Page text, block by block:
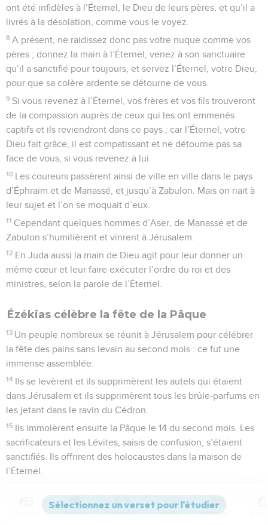
ont été infidèles à l’Éternel, le Dieu de leurs pères, et qu’il a
livrés à la désolation, comme vous le voyez.
8 A présent, ne raidissez donc pas votre nuque comme vos
pères ; donnez la main à l’Éternel, venez à son sanctuaire
qu’il a sanctifié pour toujours, et servez l’Éternel, votre Dieu,
pour que sa colère ardente se détourne de vous.
9 Si vous revenez à l’Éternel, vos frères et vos fils trouveront
de la compassion auprès de ceux qui les ont emmenés
captifs et ils reviendront dans ce pays ; car l’Éternel, votre
Dieu fait grâce, il est compatissant et ne détourne pas sa
face de vous, si vous revenez à lui.
10 Les coureurs passèrent ainsi de ville en ville dans le pays
d’Éphraïm et de Manassé, et jusqu’à Zabulon. Mais on riait à
leur sujet et l’on se moquait d’eux.
11 Cependant quelques hommes d’Aser, de Manassé et de
Zabulon s’humilièrent et vinrent à Jérusalem.
12 En Juda aussi la main de Dieu agit pour leur donner un
même cœur et leur faire exécuter l’ordre du roi et des
ministres, selon la parole de l’Éternel.
Ézékias célèbre la fête de la Pâque
13 Un peuple nombreux se réunit à Jérusalem pour célébrer
la fête des pains sans levain au second mois : ce fut une
immense assemblée.
14 Ils se levèrent et ils supprimèrent les autels qui étaient
dans Jérusalem et ils supprimèrent tous les brûle-parfums en
les jetant dans le ravin du Cédron.
15 Ils immolèrent ensuite la Pâque le 14 du second mois. Les
sacrificateurs et les Lévites, saisis de confusion, s’étaient
sanctifiés. Ils offrirent des holocaustes dans la maison de
l’Éternel.
de Moïse, homme de Dieu, et les sacrificateurs faisaient
l’aspersion du sang, (qu’ils recevaient) de la main des
Versions Commentaires Strong